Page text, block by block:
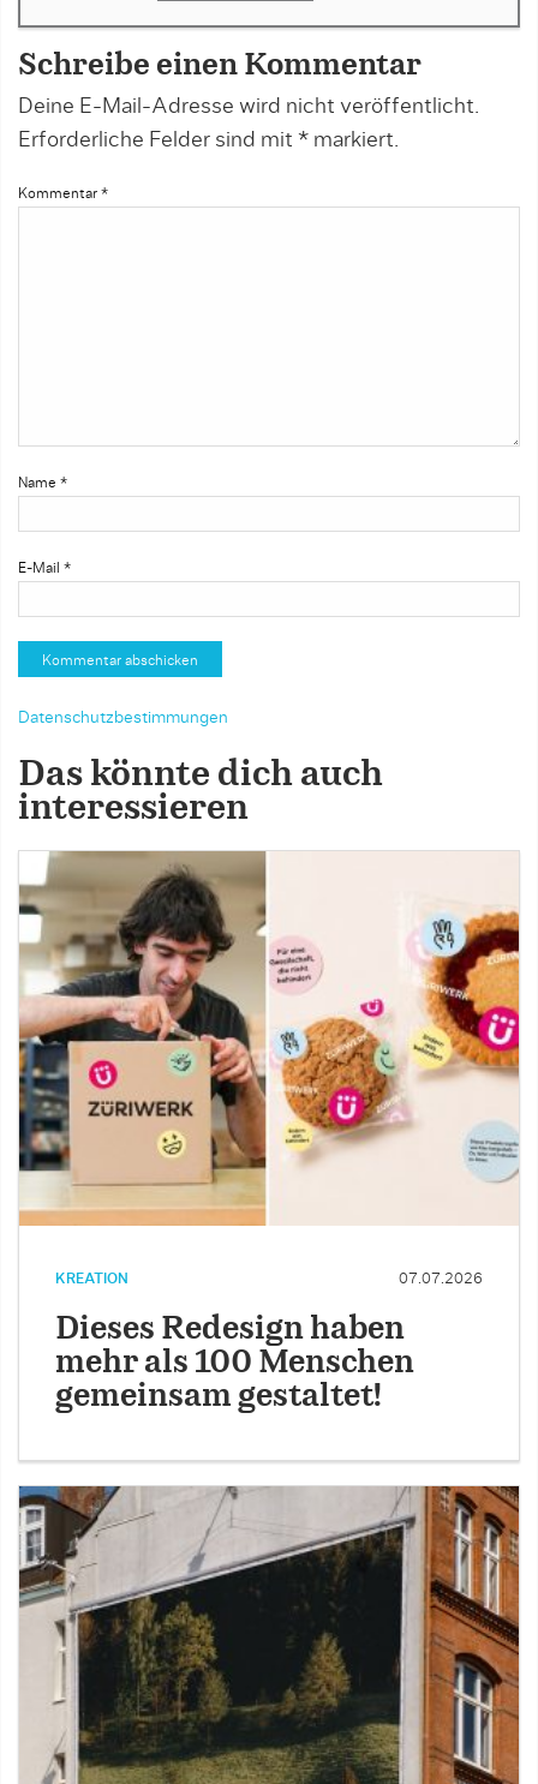
Schreibe einen Kommentar
Deine E-Mail-Adresse wird nicht veröffentlicht.
Erforderliche Felder sind mit * markiert.
Kommentar *
Name *
E-Mail *
Datenschutzbestimmungen
Das könnte dich auch
interessieren
KREATION 07.07.2026
Dieses Redesign haben
mehr als 100 Menschen
gemeinsam gestaltet!